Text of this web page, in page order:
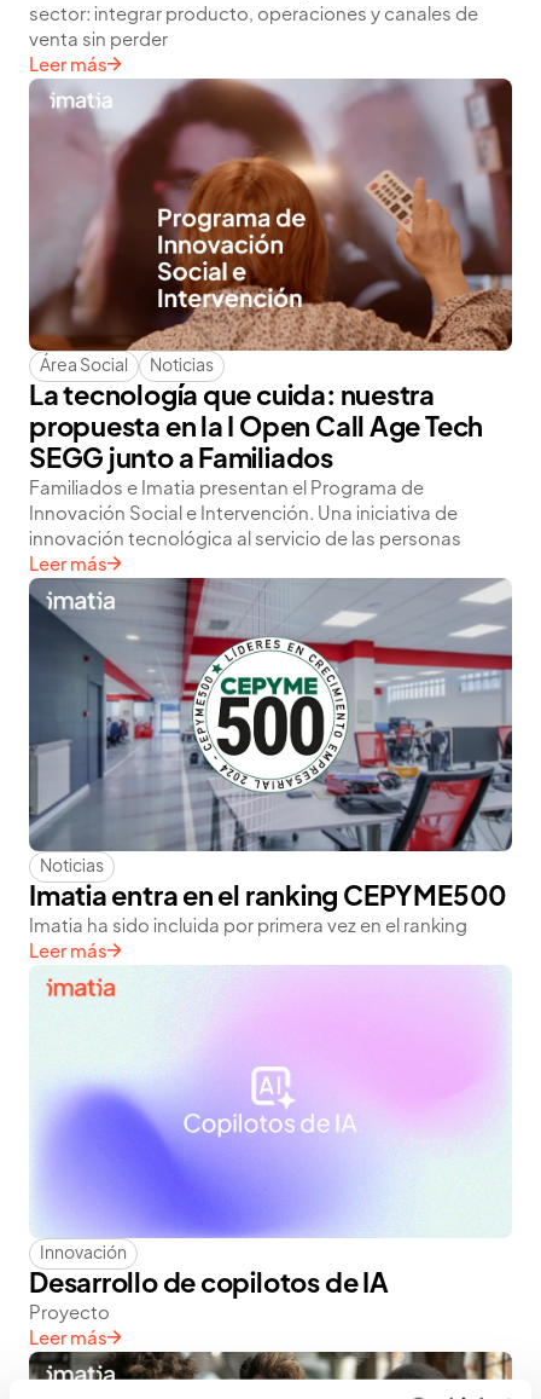
sector: integrar producto, operaciones y canales de
venta sin perder
Leer más
Área Social Noticias
La tecnología que cuida: nuestra
propuesta en la I Open Call Age Tech
SEGG junto a Familiados
Familiados e Imatia presentan el Programa de
Innovación Social e Intervención. Una iniciativa de
innovación tecnológica al servicio de las personas
Leer más
Noticias
Imatia entra en el ranking CEPYME500
Imatia ha sido incluida por primera vez en el ranking
Leer más
Innovación
Desarrollo de copilotos de IA
Proyecto
Leer más